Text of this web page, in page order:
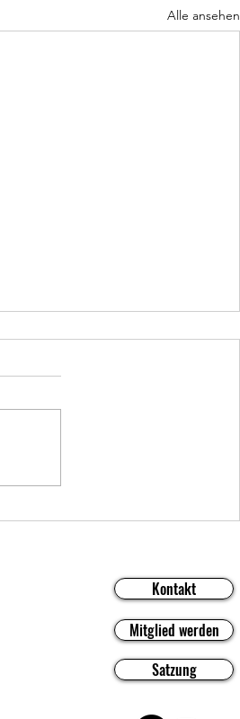
Alle ansehen
Familientag des Skiclubs an der
zur Skihütte einladen Wann:
Kontakt
Mitglied werden
Satzung